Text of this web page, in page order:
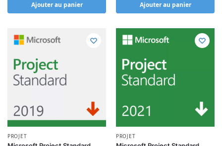
Ajouter au panier Ajouter au panier
PROJET PROJET